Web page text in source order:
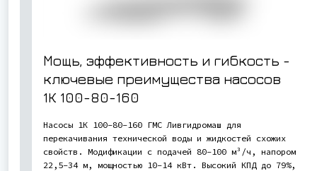
Мощь, эффективность и гибкость -
ключевые преимущества насосов
1К 100-80-160
Насосы 1К 100-80-160 ГМС Ливгидромаш для
перекачивания технической воды и жидкостей схожих
свойств. Модификации с подачей 80-100 м³/ч, напором
22,5-34 м, мощностью 10-14 кВт. Высокий КПД до 79%,